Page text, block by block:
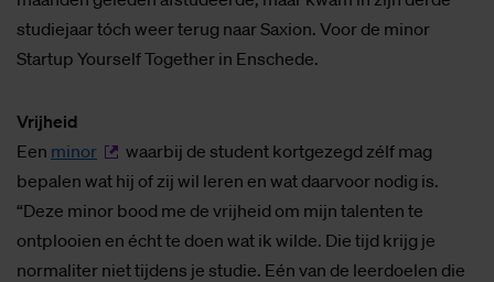
studiejaar tóch weer terug naar Saxion. Voor de minor
Startup Yourself Together in Enschede.
Vrijheid
Een minor
waarbij de student kortgezegd zélf mag
bepalen wat hij of zij wil leren en wat daarvoor nodig is.
“Deze minor bood me de vrijheid om mijn talenten te
ontplooien en écht te doen wat ik wilde. Die tijd krijg je
normaliter niet tijdens je studie. Eén van de leerdoelen die